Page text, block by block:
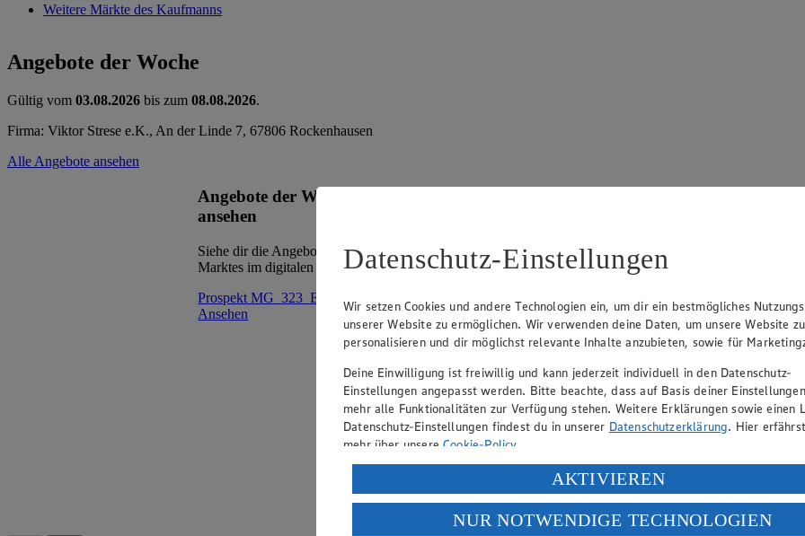
Weitere Märkte des Kaufmanns
Angebote der Woche
Gültig vom 03.08.2026 bis zum 08.08.2026.
Firma: Viktor Strese e.K., An der Linde 7, 67806 Rockenhausen
Alle Angebote ansehen
Angebote der Woche im Prospekt
ansehen
Siehe dir die Angebote der Woche deines
Marktes im digitalen Blätterkatalog an.
Prospekt MG_323_ED_BUD im Browser
Ansehen
Punkte sammeln.
100.00
Festpreis von 100.00€
• Nur in teilnehmenden Märkten erhältlich
• Nur in
Datenschutz-Einstellungen
Wir setzen Cookies und andere Technologien ein, um dir ein bestmögliches
unserer Website zu ermöglichen. Wir verwenden deine Daten, um unsere Website zu
personalisieren und dir möglichst relevante Inhalte anzubieten, sowie für
Deine Einwilligung ist freiwillig und kann jederzeit individuell in den Datenschutz-
Einstellungen angepasst werden. Bitte beachte, dass auf Basis deiner
mehr alle Funktionalitäten zur Verfügung stehen. Weitere Erklärungen sowie einen
Datenschutz-Einstellungen findest du in unserer Datenschutzerklärung. Hier
mehr über unsereCookie-Policy.
Verarbeitung deiner personenbezogenen Daten in den USA durch Facebook und
Wenn du auf „Aktivieren“ klickst, willigst du im Sinne des Art. 49 Abs. 1 Satz 1 lit.
ein, dass deine Daten in den USA verarbeitet werden. Der EuGH sieht die USA als
AKTIVIEREN
NUR NOTWENDIGE TECHNOLOGIEN